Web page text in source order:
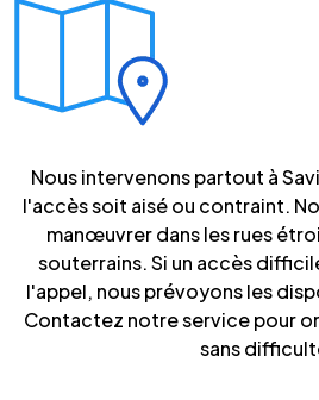
Nous intervenons partout à
l'accès soit aisé ou contraint.
manœuvrer dans les rues
souterrains. Si un accès
l'appel, nous prévoyons les
Contactez notre service pour
sans